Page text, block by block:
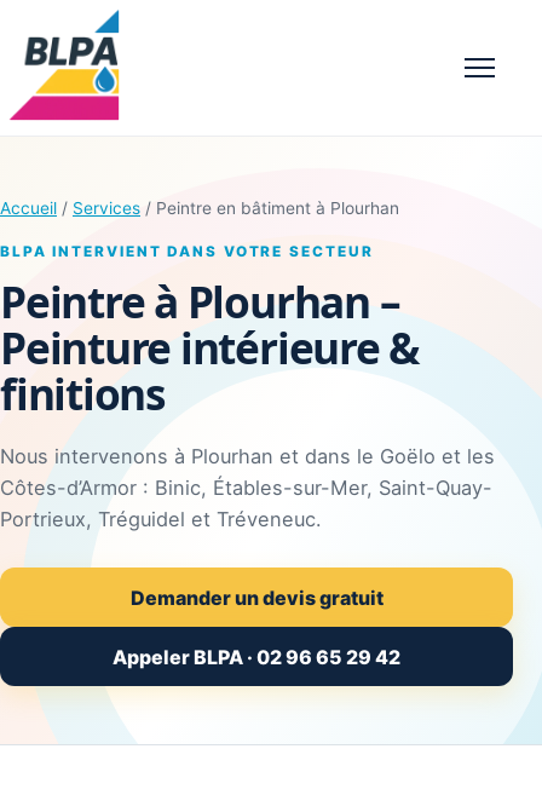
Accueil / Services / Peintre en bâtiment à Plourhan
BLPA INTERVIENT DANS VOTRE SECTEUR
Peintre à Plourhan –
Peinture intérieure &
finitions
Nous intervenons à Plourhan et dans le Goëlo et les
Côtes-d’Armor : Binic, Étables-sur-Mer, Saint-Quay-
Portrieux, Tréguidel et Tréveneuc.
Demander un devis gratuit
Appeler BLPA · 02 96 65 29 42